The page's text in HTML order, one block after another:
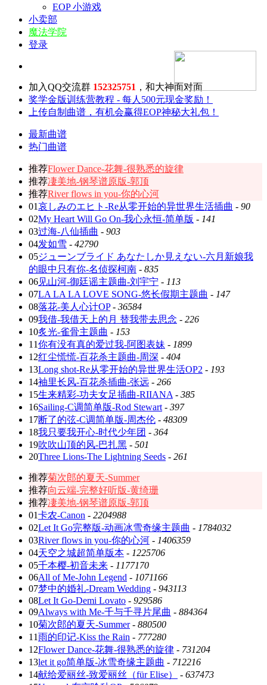
EOP 小游戏
小卖部
魔法学院
登录
加入QQ交流群 152325751 ，和大神面对面
奖学金版训练营教程 - 每人500元现金奖励！
上传自制曲谱，有机会赢得EOP神秘大礼包！
最新曲谱
热门曲谱
推荐Flower Dance-花舞-很熟悉的旋律
推荐凄美地-钢琴谱原版-郭顶
推荐River flows in you-你的心河
01哀しみのエヒト-Re从零开始的异世界生活插曲 - 90
02My Heart Will Go On-我心永恒-简单版 - 141
03过海-八仙插曲 - 903
04发如雪 - 42790
05ジューンブライド あなたしか見えない-六月新娘我
的眼中只有你-名侦探柯南 - 835
06见山河-御廷谣主题曲-刘宇宁 - 113
07LA LA LA LOVE SONG-悠长假期主题曲 - 147
08落花-美人心计OP- 36584
09我借-我借天上的月 替我带去思念 - 226
10炙光-雀骨主题曲 - 153
11你有没有真的爱过我-阿图表妹 - 1899
12红尘慌慌-百花杀主题曲-周深 - 404
13Long shot-Re从零开始的异世界生活OP2 - 193
14袖里长风-百花杀插曲-张远 - 266
15生来精彩-功夫女足插曲-RIIANA - 385
16Sailing-C调简单版-Rod Stewart - 397
17断了的弦-C调简单版-周杰伦 - 48309
18我只要我开心-时代少年团 - 364
19吹吹山顶的风-巴扎黑 - 501
20Three Lions-The Lightning Seeds - 261
推荐菊次郎的夏天-Summer
推荐向云端-完整好听版-黄绮珊
推荐凄美地-钢琴谱原版-郭顶
01卡农-Canon - 2204988
02Let It Go完整版-动画冰雪奇缘主题曲 - 1784032
03River flows in you-你的心河 - 1406359
04天空之城超简单版本 - 1225706
05千本樱-初音未来 - 1177170
06All of Me-John Legend - 1071166
07梦中的婚礼-Dream Wedding - 943113
08Let It Go-Demi Lovato - 929586
09Always with Me-千与千寻片尾曲 - 884364
10菊次郎的夏天-Summer- 880500
11雨的印记-Kiss the Rain - 777280
12Flower Dance-花舞-很熟悉的旋律 - 731204
13let it go简单版-冰雪奇缘主题曲 - 712216
14献给爱丽丝-致爱丽丝（für Elise） - 637473